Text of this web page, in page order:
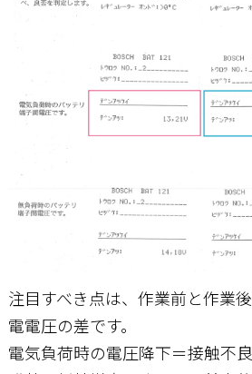
注目すべき点は、作業前と作業
電電圧の差です。
電気負荷時の電圧降下＝接触不